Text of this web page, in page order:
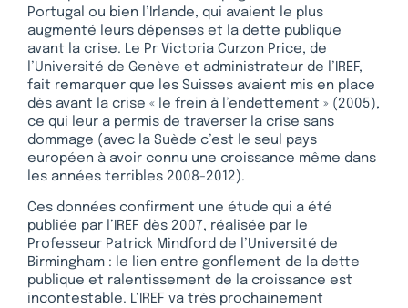
Portugal ou bien l’Irlande, qui avaient le plus
augmenté leurs dépenses et la dette publique
avant la crise. Le Pr Victoria Curzon Price, de
l’Université de Genève et administrateur de l’IREF,
fait remarquer que les Suisses avaient mis en place
dès avant la crise « le frein à l’endettement » (2005),
ce qui leur a permis de traverser la crise sans
dommage (avec la Suède c’est le seul pays
européen à avoir connu une croissance même dans
les années terribles 2008-2012).
Ces données confirment une étude qui a été
publiée par l’IREF dès 2007, réalisée par le
Professeur Patrick Mindford de l’Université de
Birmingham : le lien entre gonflement de la dette
publique et ralentissement de la croissance est
incontestable. L‘IREF va très prochainement